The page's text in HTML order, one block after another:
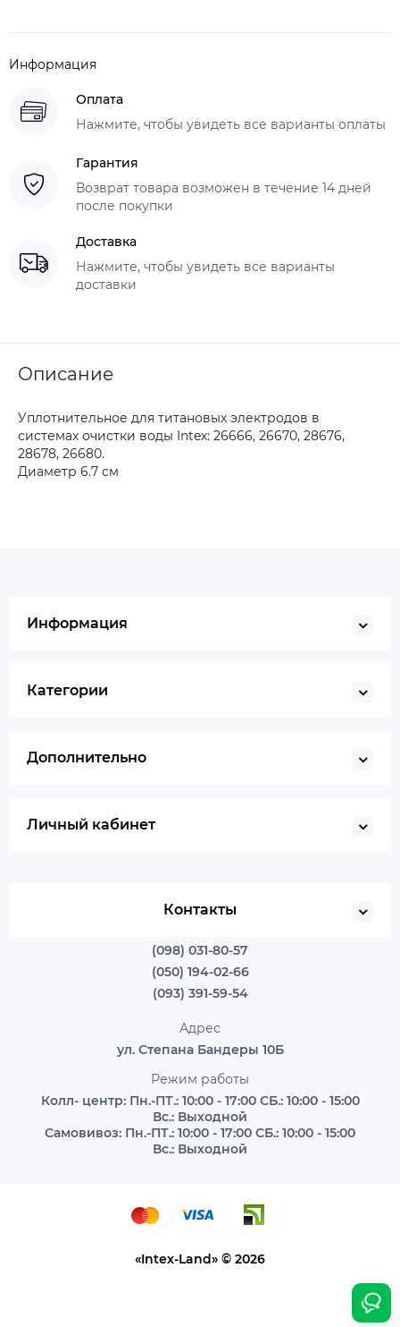
Информация
Оплата
Нажмите, чтобы увидеть все варианты оплаты
Гарантия
Возврат товара возможен в течение 14 дней
после покупки
Доставка
Нажмите, чтобы увидеть все варианты
доставки
Описание
Уплотнительное для титановых электродов в
системах очистки воды Intex: 26666, 26670, 28676,
28678, 26680.
Диаметр 6.7 см
Информация
Категории
Дополнительно
Личный кабинет
Контакты
(098) 031-80-57
(050) 194-02-66
(093) 391-59-54
Адрес
ул. Степана Бандеры 10Б
Режим работы
Колл- центр: Пн.-ПТ.: 10:00 - 17:00 СБ.: 10:00 - 15:00
Вс.: Выходной
Самовивоз: Пн.-ПТ.: 10:00 - 17:00 СБ.: 10:00 - 15:00
Вс.: Выходной
«Intex-Land» © 2026